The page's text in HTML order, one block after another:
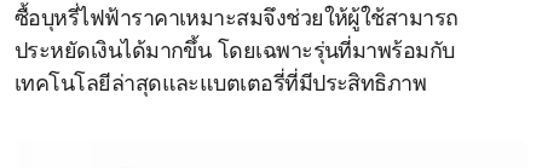
ซื้อบุหรี่ไฟฟ้าราคาเหมาะสมจึงช่วยให้ผู้ใช้สามารถ
ประหยัดเงินได้มากขึ้น โดยเฉพาะรุ่นที่มาพร้อมกับ
เทคโนโลยีล่าสุดและแบตเตอรี่ที่มีประสิทธิภาพ